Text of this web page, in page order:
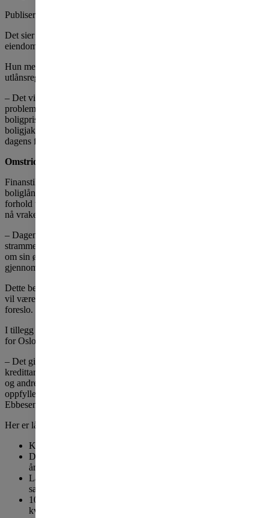
Publisert
Det sier Marianne Gjertsen Ebbesen, konserndirektør for bank og
eiendomsmegling i OBOS.
Hun mener det ville vært svært uheldig – og usosialt - å stramme inn
utlånsreglene nå.
– Det ville rammet de med lavest inntekt, en gruppe som allerede har
problemer med å kunne kjøpe bolig i Oslo og andre steder med høye
boligpriser. Videreføringen av dagens regler gjør at mange på
boligjakt kan puste lettet ut. OBOS er enig med finansministeren i at
dagens forskrift fungerer godt.
Omstridt forslag
Finanstilsynet foreslo tidligere i år en innstramning av
boliglånsforskriften, blant annet å sette ned grensen for gjeld i
forhold til inntekt og å redusere fleksibilitetskvoten. Regjeringen har
nå vraket dette forslaget og forlenger dagens ordning i fire år.
­– Dagens forskrifter fungerer godt. Jeg ser derfor ingen grunn til å
stramme inn. Spesielt ikke nå som mange opplever økt usikkerhet
om sin økonomiske fremtid, og vi har sett en mer dempet gjeldsvekst
gjennom det siste året, sier finansminister Jan Tore Sanner.
Dette betyr at grensen for maksimalt låneopptak til bolig fremdeles
vil være fem ganger brutto årsinntekt, ikke 4,5 som Finanstilsynet
foreslo.
I tillegg videreføres fleksibilitetskvoten på 10 prosent, med unntak
for Oslo hvor kvoten er 8 prosent.
– Det gir bankene rom for å utøve skjønn og utføre godt
kredittarbeide. Dette er spesielt viktig i forhold til førstegangskjøpere
og andre som har god betjeningsevne, men som likevel ikke helt
oppfyller kravene i boliglånsforskriften, sier Marianne Gjertsen
Ebbesen.
Her er lånereglene:
Krav til 15 prosent egenkapital av boligens verdi.
Den samlede gjelden kan maksimalt være fem ganger brutto
årsinntekt.
Lånekunden skal tåle en renteøkning på fem prosentpoeng på
samlet gjeld.
10 prosent av verdien av lånene banken innvilger hvert
kvartal må ikke oppfylle alle krav. I Oslo er denne